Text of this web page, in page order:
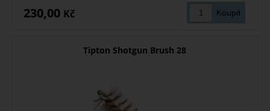
230,00 Kč
Tipton Shotgun Brush 28